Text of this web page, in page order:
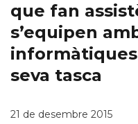
que fan
s’equipen
seva tasca
21 de desembre 2015